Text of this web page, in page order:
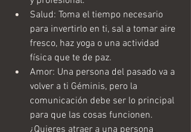
Salud: Toma el tiempo necesario
para invertirlo en ti, sal a tomar aire
fresco, haz yoga o una actividad
física que te de paz.
Amor: Una persona del pasado va a
volver a ti Géminis, pero la
comunicación debe ser lo principal
para que las cosas funcionen.
¿Quieres atraer a una persona